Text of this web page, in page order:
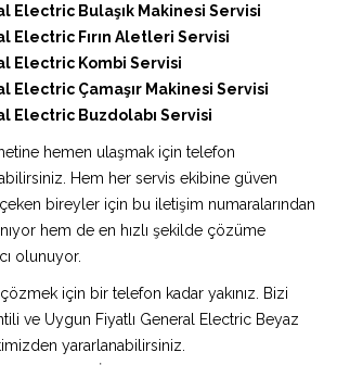
Electric Bulaşık Makinesi Servisi
Electric Fırın Aletleri Servisi
Electric Kombi Servisi
Electric Çamaşır Makinesi Servisi
Electric Buzdolabı Servisi
hemen ulaşmak için telefon
Hem her servis ekibine güven
bireyler için bu iletişim numaralarından
hem de en hızlı şekilde çözüme
olunuyor.
için bir telefon kadar yakınız. Bizi
ve Uygun Fiyatlı General Electric Beyaz
yararlanabilirsiniz.